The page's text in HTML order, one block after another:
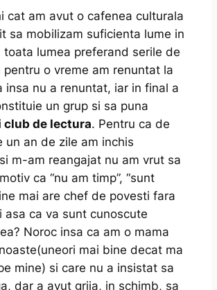
cat am avut o cafenea culturala
sa mobilizam suficienta lume in
toata lumea preferand serile de
pentru o vreme am renuntat la
insa nu a renuntat, iar in final a
un grup si sa puna
club de lectura. Pentru ca de
un an de zile am inchis
m-am reangajat nu am vrut sa
ca “nu am timp”, “sunt
mai are chef de povesti fara
asa ca va sunt cunoscute
Noroc insa ca am o mama
mai bine decat ma
mine) si care nu a insistat sa
dar a avut grija, in schimb, sa